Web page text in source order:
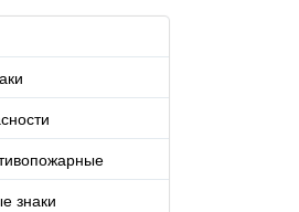
знаки